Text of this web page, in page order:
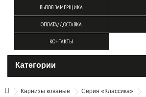
ВЫЗОВ ЗАМЕРЩИКА
ОПЛАТА/ДОСТАВКА
КОНТАКТЫ
Категории
Карнизы кованые
Серия «Классика»